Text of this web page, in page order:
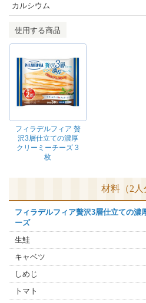
カルシウム
使用する商品
フィラデルフィア 贅
沢3層仕立ての濃厚
クリーミーチーズ 3
枚
材料（2人
フィラデルフィア贅沢3層仕立ての濃
ーズ
生鮭
キャベツ
しめじ
トマト